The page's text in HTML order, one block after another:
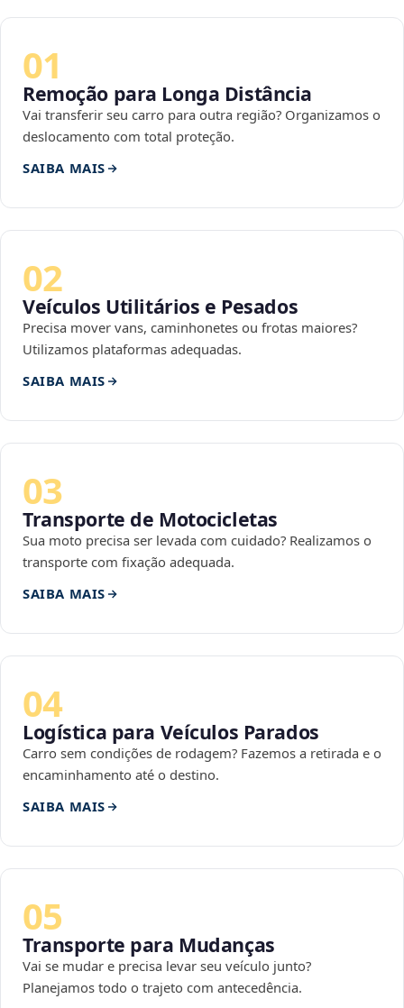
01
Remoção para Longa Distância
Vai transferir seu carro para outra região? Organizamos o
deslocamento com total proteção.
SAIBA MAIS
02
Veículos Utilitários e Pesados
Precisa mover vans, caminhonetes ou frotas maiores?
Utilizamos plataformas adequadas.
SAIBA MAIS
03
Transporte de Motocicletas
Sua moto precisa ser levada com cuidado? Realizamos o
transporte com fixação adequada.
SAIBA MAIS
04
Logística para Veículos Parados
Carro sem condições de rodagem? Fazemos a retirada e o
encaminhamento até o destino.
SAIBA MAIS
05
Transporte para Mudanças
Vai se mudar e precisa levar seu veículo junto?
Planejamos todo o trajeto com antecedência.